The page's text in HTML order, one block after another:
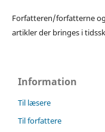
Forfatteren/forfatterne
artikler der bringes i
Information
Til læsere
Til forfattere